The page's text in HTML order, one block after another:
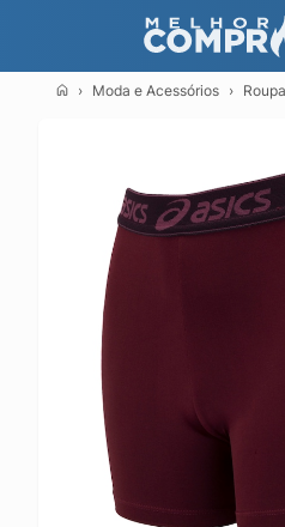
Moda e Acessórios